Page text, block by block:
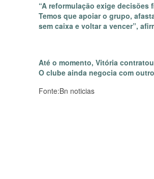
“A reformulação exige
Temos que apoiar o grupo,
sem caixa e voltar a vencer”,
Até o momento, Vitória
O clube ainda negocia com
Fonte:Bn noticias